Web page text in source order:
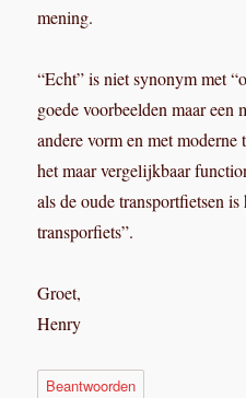
mening.
“Echt” is niet synonym met
goede voorbeelden maar een
andere vorm en met
het maar vergelijkbaar
als de oude transportfietsen
transporfiets”.
Groet,
Henry
Beantwoorden